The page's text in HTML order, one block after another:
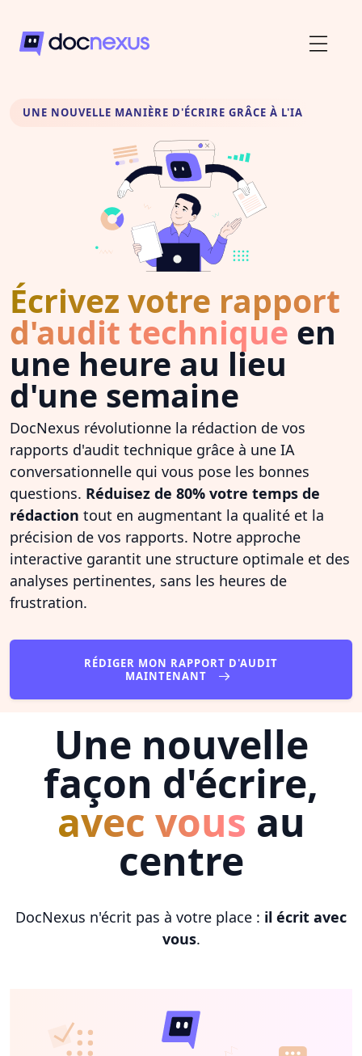
UNE NOUVELLE MANIÈRE D'ÉCRIRE GRÂCE À L'IA
Écrivez votre rapport
d'audit technique en
une heure au lieu
d'une semaine
DocNexus révolutionne la rédaction de vos
rapports d'audit technique grâce à une IA
conversationnelle qui vous pose les bonnes
questions. Réduisez de 80% votre temps de
rédaction tout en augmentant la qualité et la
précision de vos rapports. Notre approche
interactive garantit une structure optimale et des
analyses pertinentes, sans les heures de
frustration.
RÉDIGER MON RAPPORT D'AUDIT
MAINTENANT
Une nouvelle
façon d'écrire,
avec vous au
centre
DocNexus n'écrit pas à votre place : il écrit avec
vous.